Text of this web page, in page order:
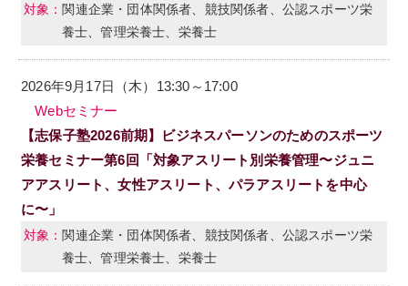
関連企業・団体関係者、競技関係者、公認スポーツ栄
養士、管理栄養士、栄養士
2026年9月17日（木）13:30～17:00
Webセミナー
【志保子塾2026前期】ビジネスパーソンのためのスポーツ
栄養セミナー第6回「対象アスリート別栄養管理〜ジュニ
アアスリート、女性アスリート、パラアスリートを中心
に〜」
関連企業・団体関係者、競技関係者、公認スポーツ栄
養士、管理栄養士、栄養士